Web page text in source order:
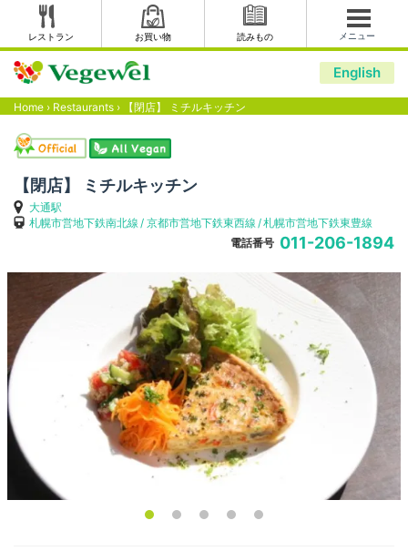
レストラン お買い物 読みもの メニュー
English
Home › Restaurants › 【閉店】 ミチルキッチン
【閉店】 ミチルキッチン
大通駅
札幌市営地下鉄南北線
京都市営地下鉄東西線
札幌市営地下鉄東豊線
電話番号 011-206-1894